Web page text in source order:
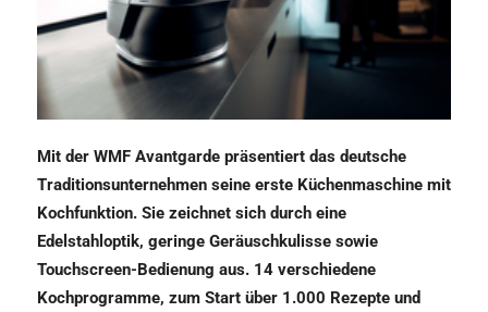
Mit der WMF Avantgarde präsentiert das deutsche
Traditionsunternehmen seine erste Küchenmaschine mit
Kochfunktion. Sie zeichnet sich durch eine
Edelstahloptik, geringe Geräuschkulisse sowie
Touchscreen-Bedienung aus. 14 verschiedene
Kochprogramme, zum Start über 1.000 Rezepte und